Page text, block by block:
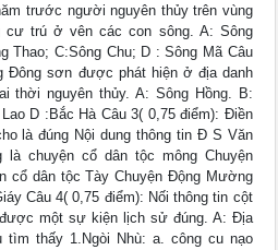
trước người nguyên thủy trên vùng
cư trú ở vên các con sông. A: Sông
Thao; C:Sông Chu; D : Sông Mã Câu
Đông sơn được phát hiện ở địa danh
thời nguyên thủy. A: Sông Hồng. B:
D :Bắc Hà Câu 3( 0,75 điểm): Điền
là đúng Nội dung thông tin Đ S Văn
là chuyện cổ dân tộc mông Chuyện
cổ dân tộc Tày Chuyện Động Mường
Câu 4( 0,75 điểm): Nối thông tin cột
một sự kiện lịch sử đúng. A: Địa
tìm thấy 1.Ngòi Nhù: a. công cu nạo